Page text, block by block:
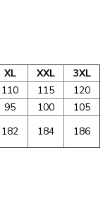
XL XXL
3XL
110 115
120
95 100
105
182 184 186